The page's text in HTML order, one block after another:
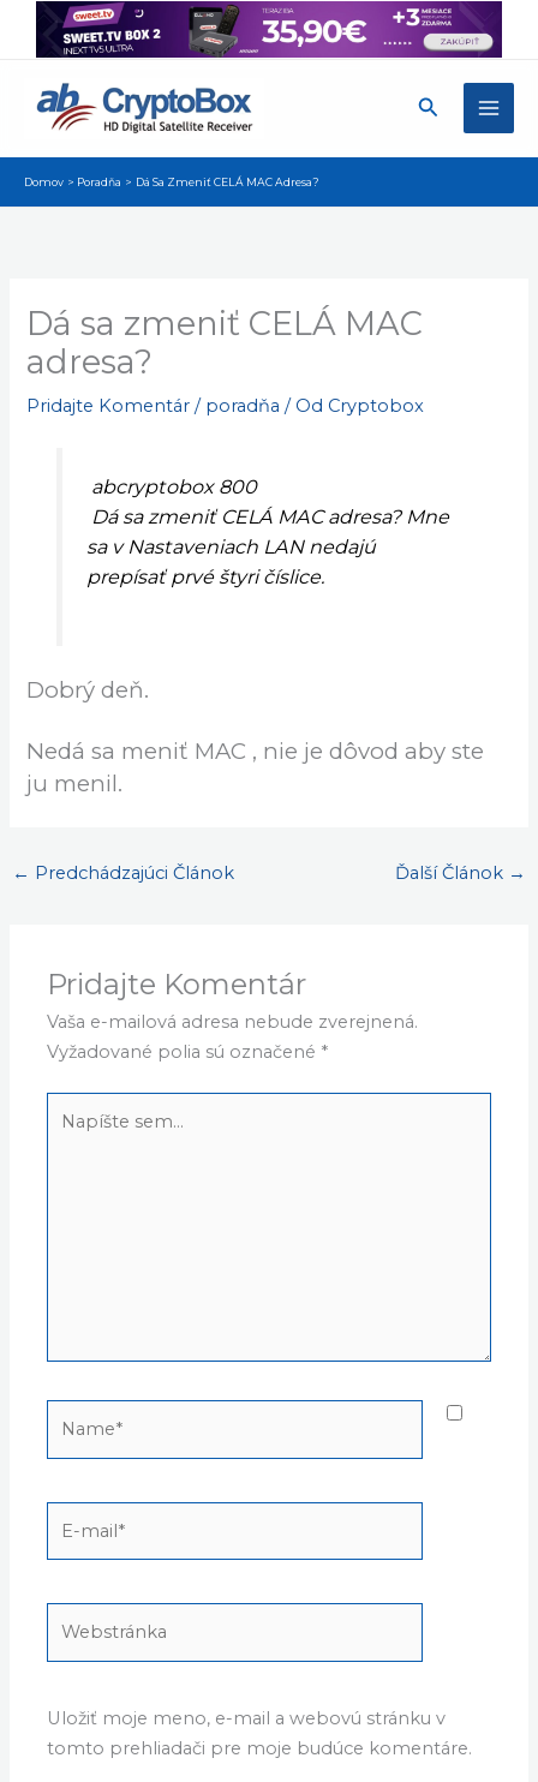
Preskočiť
Hľadať
Domov Poradňa Dá Sa Zmeniť CELÁ MAC Adresa?
Dá sa zmeniť CELÁ MAC
adresa?
Pridajte Komentár / poradňa / Od Cryptobox
abcryptobox 800
Dá sa zmeniť CELÁ MAC adresa? Mne
sa v Nastaveniach LAN nedajú
prepísať prvé štyri číslice.
Dobrý deň.
Nedá sa meniť MAC , nie je dôvod aby ste
ju menil.
← Predchádzajúci Článok Ďalší Článok →
Pridajte Komentár
Vaša e-mailová adresa nebude zverejnená.
Vyžadované polia sú označené *
sem...
Uložiť moje meno, e-mail a webovú stránku v
tomto prehliadači pre moje budúce komentáre.